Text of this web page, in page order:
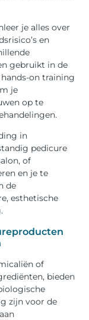
je alles over
en
gebruikt in de
on training
je
op te
in
pedicure
of
en je te
de
esthetische
of
bieden
zijn voor de